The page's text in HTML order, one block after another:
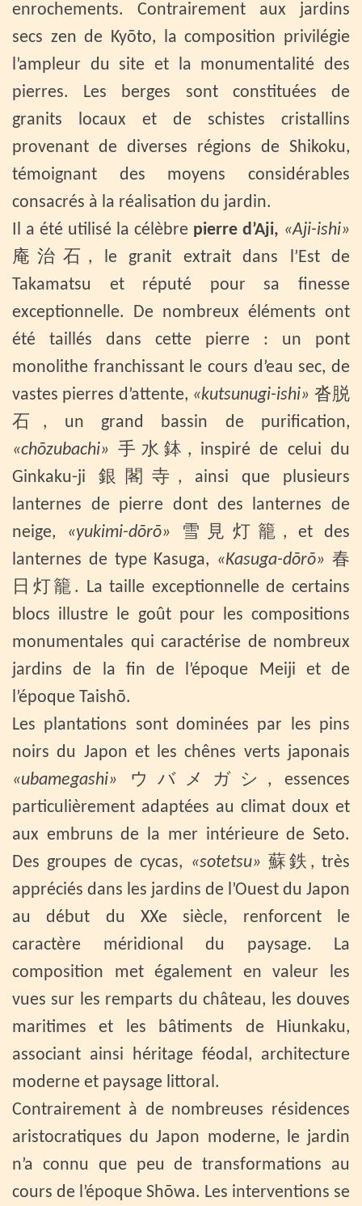
enrochements. Contrairement aux jardins
secs zen de Kyōto, la composition privilégie
l’ampleur du site et la monumentalité des
pierres. Les berges sont constituées de
granits locaux et de schistes cristallins
provenant de diverses régions de Shikoku,
témoignant des moyens considérables
consacrés à la réalisation du jardin.
Il a été utilisé la célèbre pierre d’Aji, «Aji-ishi»
庵治石, le granit extrait dans l’Est de
Takamatsu et réputé pour sa finesse
exceptionnelle. De nombreux éléments ont
été taillés dans cette pierre : un pont
monolithe franchissant le cours d’eau sec, de
vastes pierres d’attente, «kutsunugi-ishi» 沓脱
石, un grand bassin de purification,
«chōzubachi» 手水鉢, inspiré de celui du
Ginkaku-ji 銀閣寺, ainsi que plusieurs
lanternes de pierre dont des lanternes de
neige, «yukimi-dōrō» 雪見灯籠, et des
lanternes de type Kasuga, «Kasuga-dōrō» 春
日灯籠. La taille exceptionnelle de certains
blocs illustre le goût pour les compositions
monumentales qui caractérise de nombreux
jardins de la fin de l’époque Meiji et de
l’époque Taishō.
Les plantations sont dominées par les pins
noirs du Japon et les chênes verts japonais
«ubamegashi» ウバメガシ, essences
particulièrement adaptées au climat doux et
aux embruns de la mer intérieure de Seto.
Des groupes de cycas, «sotetsu» 蘇鉄, très
appréciés dans les jardins de l’Ouest du Japon
au début du XXe siècle, renforcent le
caractère méridional du paysage. La
composition met également en valeur les
vues sur les remparts du château, les douves
maritimes et les bâtiments de Hiunkaku,
associant ainsi héritage féodal, architecture
moderne et paysage littoral.
Contrairement à de nombreuses résidences
aristocratiques du Japon moderne, le jardin
n’a connu que peu de transformations au
cours de l’époque Shōwa. Les interventions se